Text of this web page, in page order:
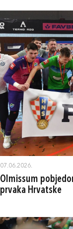
07.06.2026.
Olmissum
prvaka Hrvatske